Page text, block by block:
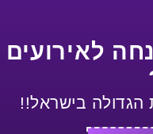
לאירועים
הגדולה בישראל!!